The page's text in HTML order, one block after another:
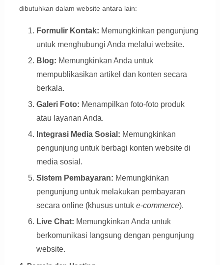
dibutuhkan dalam website antara lain:
Formulir Kontak: Memungkinkan pengunjung
untuk menghubungi Anda melalui website.
Blog: Memungkinkan Anda untuk
mempublikasikan artikel dan konten secara
berkala.
Galeri Foto: Menampilkan foto-foto produk
atau layanan Anda.
Integrasi Media Sosial: Memungkinkan
pengunjung untuk berbagi konten website di
media sosial.
Sistem Pembayaran: Memungkinkan
pengunjung untuk melakukan pembayaran
secara online (khusus untuk e-commerce).
Live Chat: Memungkinkan Anda untuk
berkomunikasi langsung dengan pengunjung
website.